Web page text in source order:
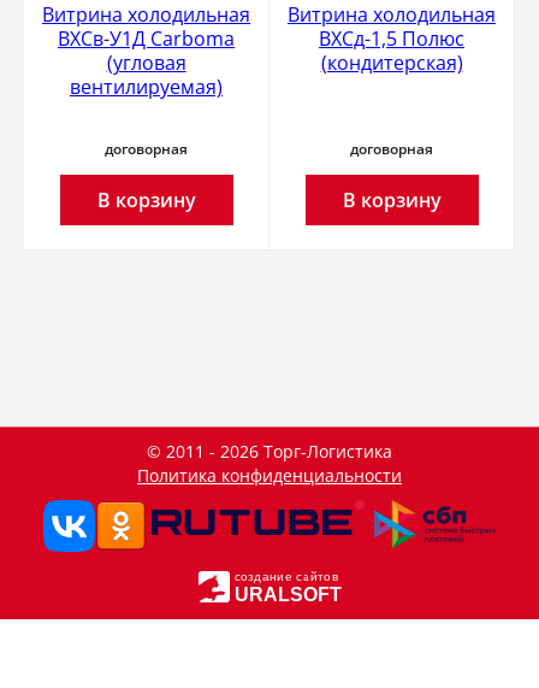
Витрина холодильная
ВХСв-У1Д Carboma
(угловая
вентилируемая)
договорная
В корзину
Витрина холодильная
ВХСд-1,5 Полюс
(кондитерская)
договорная
В корзину
© 2011 - 2026 Торг-Логистика
Политика конфиденциальности
создание сайтов
URALSOFT